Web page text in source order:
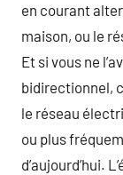
en courant
maison, ou le
Et si vous ne
bidirectionnel,
le réseau
ou plus
d’aujourd’hui.